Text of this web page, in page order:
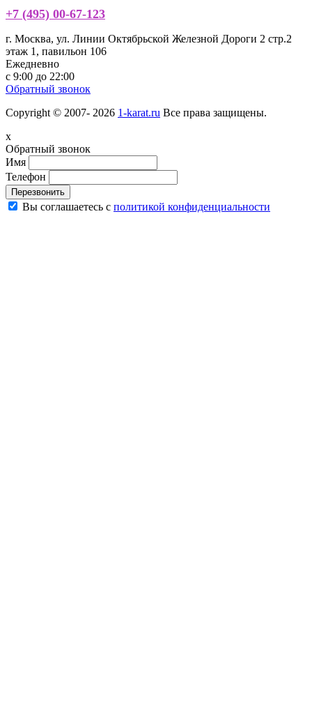
+7 (495) 00-67-123
г. Москва, ул. Линии Октябрьской Железной Дороги 2 стр.2
этаж 1, павильон 106
Ежедневно
с 9:00 до 22:00
Обратный звонок
Copyright © 2007- 2026 1-karat.ru Все права защищены.
x
Обратный звонок
Имя
Телефон
Перезвонить
Вы соглашаетесь с политикой конфиденциальности